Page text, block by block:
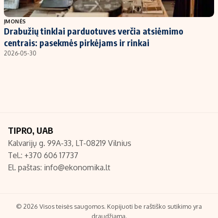
Populiarios temos
Investavimas
Akcijų rinka
Titulinis
Nedarbo išmokos skaičiuoklė
Redakcija
Turinio žymėjimo taisyklės
ĮMONĖS
Drabužių tinklai parduotuves verčia atsiėmimo
centrais: pasekmės pirkėjams ir rinkai
2026-05-30
TIPRO, UAB
Kalvarijų g. 99A-33, LT-08219 Vilnius
Tel.: +370 606 17737
El. paštas: info@ekonomika.lt
© 2026 Visos teisės saugomos. Kopijuoti be raštiško sutikimo yra
draudžiama.